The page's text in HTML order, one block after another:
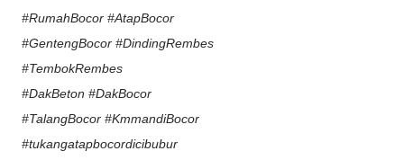
#RumahBocor #AtapBocor
#GentengBocor #DindingRembes
#TembokRembes
#DakBeton #DakBocor
#TalangBocor #KmmandiBocor
#tukangatapbocordicibubur